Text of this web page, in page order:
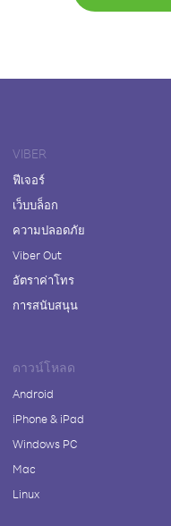
VIBER
ฟีเจอร์
เว็บบล็อก
ความปลอดภัย
Viber Out
อัตราค่าโทร
การสนับสนุน
ดาวน์โหลด
Android
iPhone & iPad
Windows PC
Mac
Linux